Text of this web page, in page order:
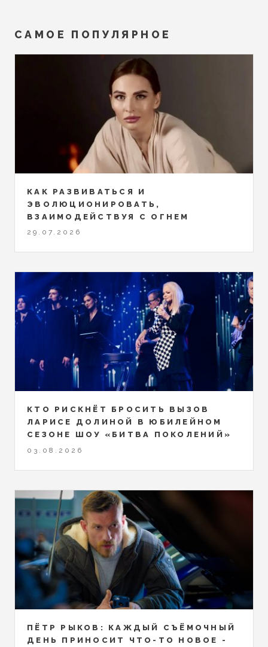
САМОЕ ПОПУЛЯРНОЕ
КАК РАЗВИВАТЬСЯ И
ЭВОЛЮЦИОНИРОВАТЬ,
ВЗАИМОДЕЙСТВУЯ С ОГНЕМ
29.07.2026
КТО РИСКНЁТ БРОСИТЬ ВЫЗОВ
ЛАРИСЕ ДОЛИНОЙ В ЮБИЛЕЙНОМ
СЕЗОНЕ ШОУ «БИТВА ПОКОЛЕНИЙ»
03.08.2026
ПЁТР РЫКОВ: КАЖДЫЙ СЪЁМОЧНЫЙ
ДЕНЬ ПРИНОСИТ ЧТО-ТО НОВОЕ -